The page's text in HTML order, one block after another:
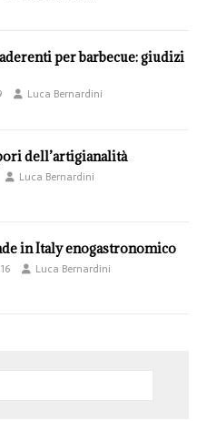
per barbecue: giudizi
Luca Bernardini
dell’artigianalità
Luca Bernardini
in Italy enogastronomico
Luca Bernardini